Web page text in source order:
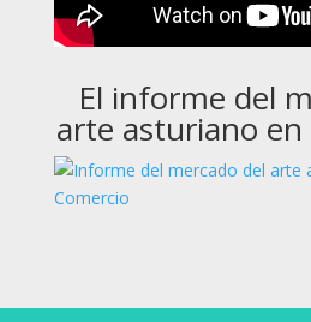
El informe del
arte asturiano en